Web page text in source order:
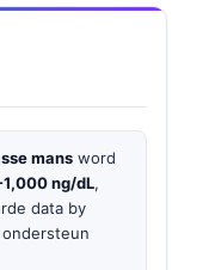
mans word
ng/dL,
data by